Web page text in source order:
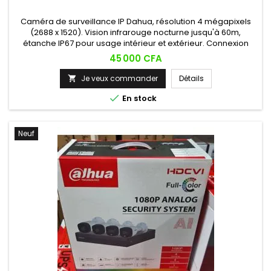
Caméra de surveillance IP Dahua, résolution 4 mégapixels
(2688 x 1520). Vision infrarouge nocturne jusqu'à 60m,
étanche IP67 pour usage intérieur et extérieur. Connexion
réseau permettant la visualisation à distance depuis
smartphone, PC ou Mac, avec encodage H.265 pour un gain
d'espace de stockage.
Prix
45 000 CFA
 Je veux commander Détails
 En stock
Neuf